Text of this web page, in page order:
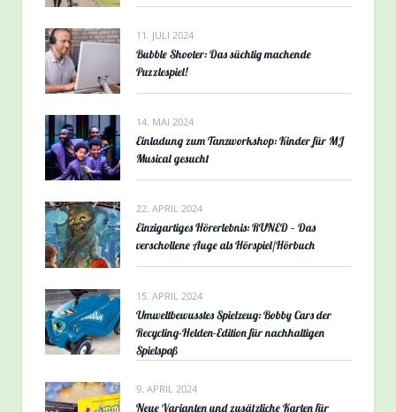
11. JULI 2024
Bubble Shooter: Das süchtig machende
Puzzlespiel!
14. MAI 2024
Einladung zum Tanzworkshop: Kinder für MJ
Musical gesucht
22. APRIL 2024
Einzigartiges Hörerlebnis: RUNED – Das
verschollene Auge als Hörspiel/Hörbuch
15. APRIL 2024
Umweltbewusstes Spielzeug: Bobby Cars der
Recycling-Helden-Edition für nachhaltigen
Spielspaß
9. APRIL 2024
Neue Varianten und zusätzliche Karten für